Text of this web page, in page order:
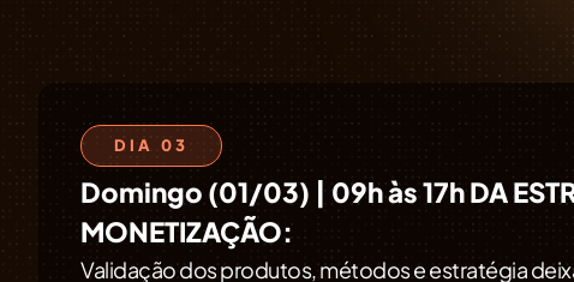
DIA 03
Domingo (01/03) | 09h às 17hDA
MONETIZAÇÃO:
Validação dos produtos, métodos e estratégia